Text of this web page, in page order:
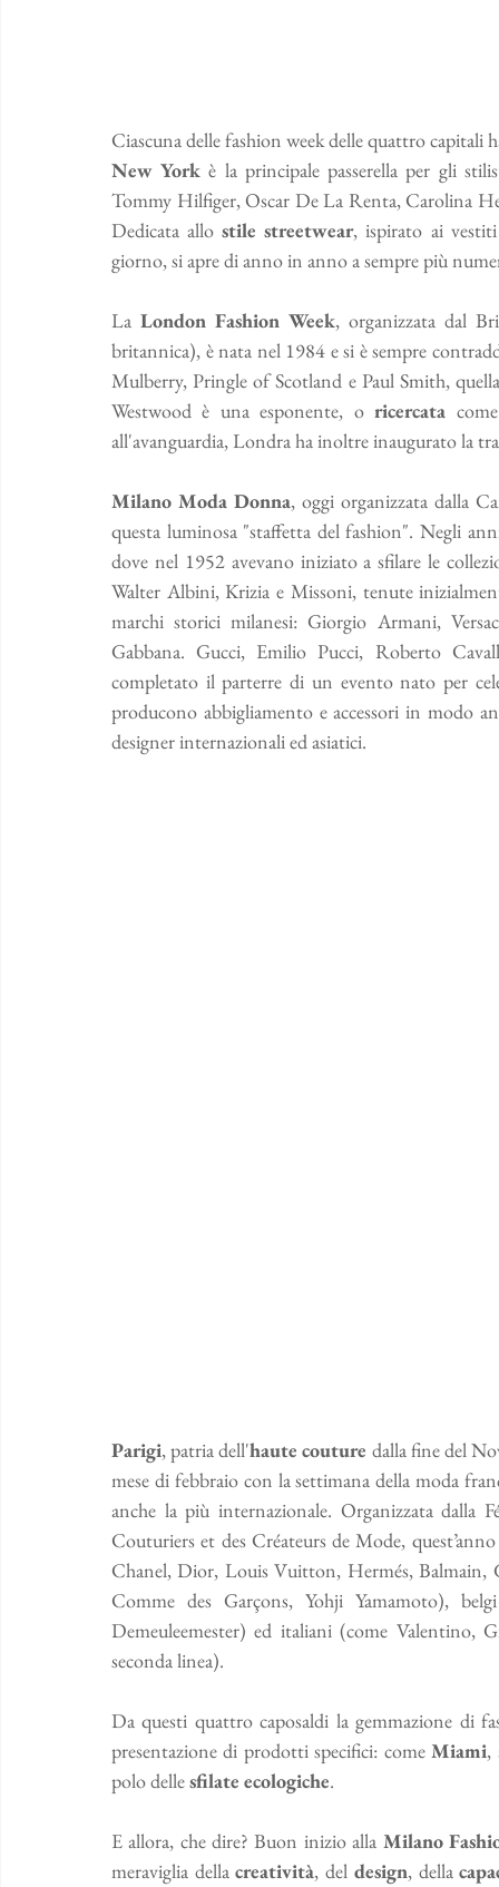
Ciascuna delle fashion week delle quattro capitali
New York è la principale passerella per gli
Tommy Hilfiger, Oscar De La Renta, Carolina
Dedicata allo stile streetwear, ispirato ai
giorno, si apre di anno in anno a sempre più
La London Fashion Week, organizzata dal
britannica), è nata nel 1984 e si è sempre
Mulberry, Pringle of Scotland e Paul Smith,
Westwood è una esponente, o ricercata
all'avanguardia, Londra ha inoltre inaugurato la
Milano Moda Donna, oggi organizzata dalla
questa luminosa "staffetta del fashion". Negli
dove nel 1952 avevano iniziato a sfilare le
Walter Albini, Krizia e Missoni, tenute
marchi storici milanesi: Giorgio Armani,
Gabbana. Gucci, Emilio Pucci, Roberto
completato il parterre di un evento nato per
producono abbigliamento e accessori in modo
designer internazionali ed asiatici.
Parigi, patria dell'haute couture dalla fine del
mese di febbraio con la settimana della moda
anche la più internazionale. Organizzata dalla
Couturiers et des Créateurs de Mode,
Chanel, Dior, Louis Vuitton, Hermés, Balmain,
Comme des Garçons, Yohji Yamamoto),
Demeuleemester) ed italiani (come Valentino,
seconda linea).
Da questi quattro caposaldi la gemmazione di
presentazione di prodotti specifici: come Miami,
polo delle sfilate ecologiche.
E allora, che dire? Buon inizio alla Milano
meraviglia della creatività, del design, della